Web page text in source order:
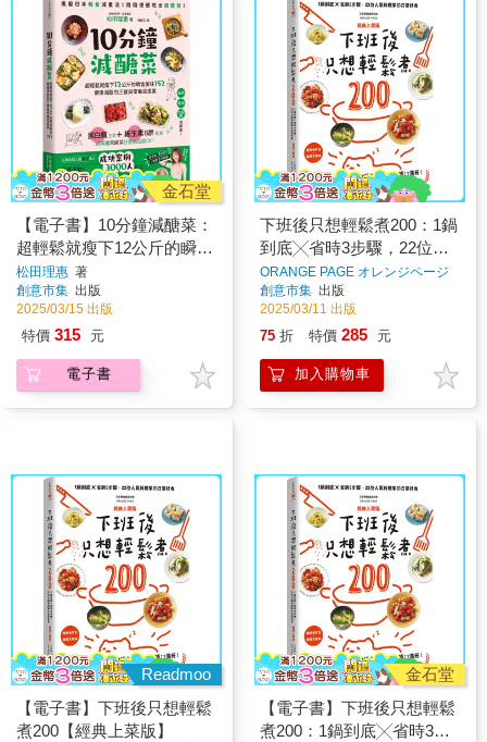
金石堂
【電子書】10分鐘減醣菜：
超輕鬆就瘦下12公斤的瞬食
美味152，健康減脂的三餐
與常備菜提案
松田理惠 著
創意市集 出版
2025/03/15 出版
特價 315 元
電子書
下班後只想輕鬆煮200：1鍋
到底╳省時3步驟，22位人
氣料理家的日常好食【經典
上菜版】
ORANGE PAGE オレンジページ
著
創意市集 出版
2025/03/11 出版
75 折 特價 285 元
加入購物車
Readmoo
【電子書】下班後只想輕鬆
煮200【經典上菜版】
金石堂
【電子書】下班後只想輕鬆
煮200：1鍋到底╳省時3步